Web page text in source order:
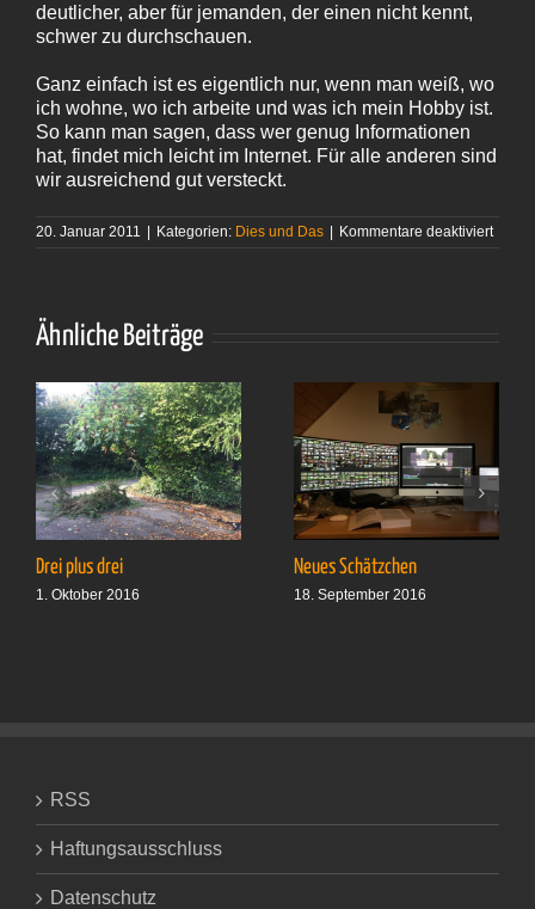
deutlicher, aber für jemanden, der einen nicht kennt,
schwer zu durchschauen.
Ganz einfach ist es eigentlich nur, wenn man weiß, wo
ich wohne, wo ich arbeite und was ich mein Hobby ist.
So kann man sagen, dass wer genug Informationen
hat, findet mich leicht im Internet. Für alle anderen sind
wir ausreichend gut versteckt.
20. Januar 2011 | Kategorien: Dies und Das | Kommentare deaktiviertfür
Ähnliche Beiträge
Drei plus drei
1. Oktober 2016
Neues Schätzchen
18. September 2016
RSS
Haftungsausschluss
Datenschutz